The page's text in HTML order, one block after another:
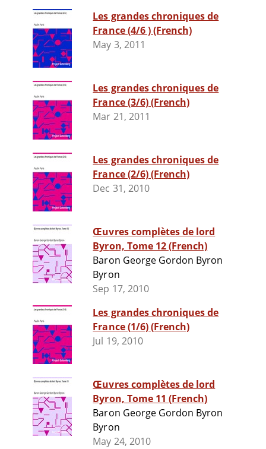
Les grandes chroniques de
France (4/6 ) (French)
May 3, 2011
Les grandes chroniques de
France (3/6) (French)
Mar 21, 2011
Les grandes chroniques de
France (2/6) (French)
Dec 31, 2010
Œuvres complètes de lord
Byron, Tome 12 (French)
Baron George Gordon Byron
Byron
Sep 17, 2010
Les grandes chroniques de
France (1/6) (French)
Jul 19, 2010
Œuvres complètes de lord
Byron, Tome 11 (French)
Baron George Gordon Byron
Byron
May 24, 2010